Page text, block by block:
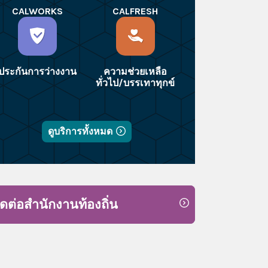
CALWORKS CALFRESH
ระกันการว่างงาน
ความช่วยเหลือ
ทั่วไป/บรรเทาทุกข์
ดูบริการทั้งหมด
ต่อสำนักงานท้องถิ่น